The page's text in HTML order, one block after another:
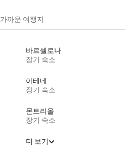
가까운 여행지
바르셀로나
장기 숙소
아테네
장기 숙소
몬트리올
장기 숙소
더 보기